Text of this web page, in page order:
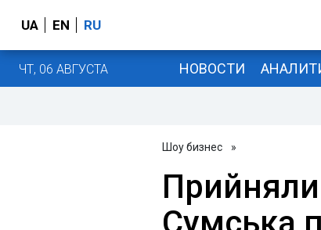
UA EN RU
ЧТ, 06 АВГУСТА НОВОСТИ
Шоу бизнес »